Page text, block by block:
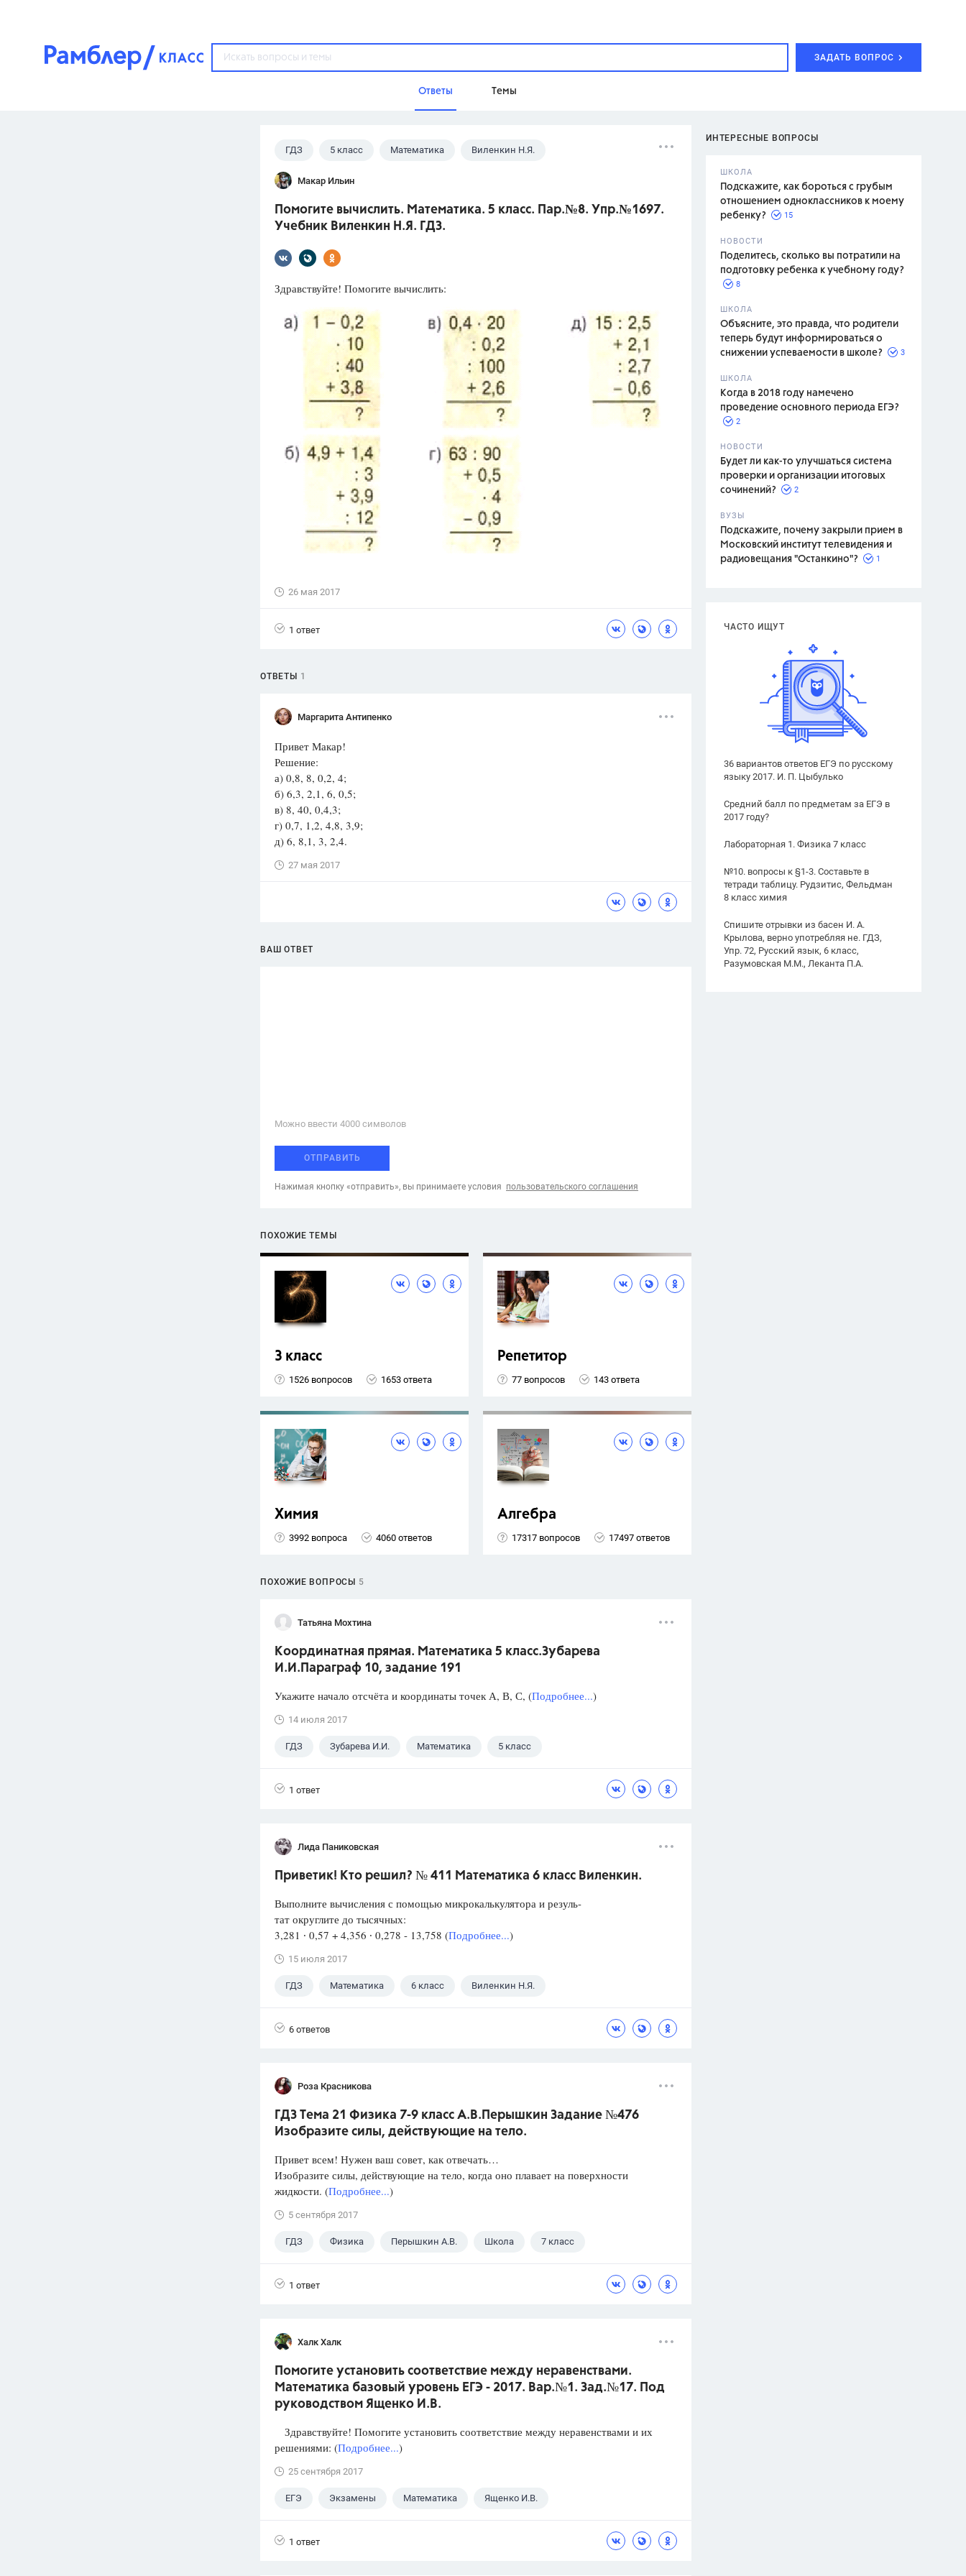
ЗАДАТЬ ВОПРОС
Ответы Темы
Популярные темы
ГДЗ
ОГЭ
ответов
Домашнее задание
Рудзитис Г.Е.,
Цыбулько И.П., Атанасян Л.С.,
Цветков Л. А.
Психология
Отношения,
Красота, Воспитание
ПОКАЗАТЬ ВСЕ
ИНТЕРЕСНЫЕ ВОПРОСЫ
ШКОЛА
Подскажите, как бороться с грубым
отношением одноклассников к моему
ребенку?
15
НОВОСТИ
Поделитесь, сколько вы потратили на
подготовку ребенка к учебному году?
8
ШКОЛА
Объясните, это правда, что родители
теперь будут информироваться о
снижении успеваемости в школе?
3
ШКОЛА
Когда в 2018 году намечено
проведение основного периода ЕГЭ?
2
НОВОСТИ
Будет ли как-то улучшаться система
проверки и организации итоговых
сочинений?
2
ВУЗЫ
Подскажите, почему закрыли прием в
Московский институт телевидения и
радиовещания "Останкино"?
1
ЧАСТО ИЩУТ
36 вариантов ответов ЕГЭ по русскому
языку 2017. И. П. Цыбулько
Средний балл по предметам за ЕГЭ в
2017 году?
Лабораторная 1. Физика 7 класс
№10. вопросы к §1-3. Составьте в
тетради таблицу. Рудзитис, Фельдман
8 класс химия
Спишите отрывки из басен И. А.
Крылова, верно употребляя не. ГДЗ,
Упр. 72, Русский язык, 6 класс,
Разумовская М.М., Леканта П.А.
ГДЗ 5 класс Математика Виленкин Н.Я.
Макар Ильин
Помогите вычислить. Математика. 5 класс. Пар.№8. Упр.№1697.
Учебник Виленкин Н.Я. ГДЗ.
Здравствуйте! Помогите вычислить:
26 мая 2017
1 ответ
ОТВЕТЫ 1
Маргарита Антипенко
Привет Макар!
Решение:
а) 0,8, 8, 0,2, 4;
б) 6,3, 2,1, 6, 0,5;
в) 8, 40, 0,4,3;
г) 0,7, 1,2, 4,8, 3,9;
д) 6, 8,1, 3, 2,4.
27 мая 2017
ВАШ ОТВЕТ
Можно ввести 4000 cимволов
ОТПРАВИТЬ
Нажимая кнопку «отправить», вы принимаете условия пользовательского соглашения
ПОХОЖИЕ ТЕМЫ
3 класс
1526 вопросов 1653 ответа
Репетитор
77 вопросов 143 ответа
Химия
3992 вопроса 4060 ответов
Алгебра
17317 вопросов 17497 ответов
ПОХОЖИЕ ВОПРОСЫ 5
Татьяна Мохтина
Координатная прямая. Математика 5 класс.Зубарева
И.И.Параграф 10, задание 191
Укажите начало отсчёта и координаты точек А, В, С, (Подробнее...)
14 июля 2017
ГДЗ Зубарева И.И. Математика 5 класс
1 ответ
Лида Паниковская
Приветик! Кто решил? № 411 Математика 6 класс Виленкин.
Выполните вычисления с помощью микрокалькулятора и резуль-
тат округлите до тысячных:
3,281 ∙ 0,57 + 4,356 ∙ 0,278 - 13,758 (Подробнее...)
15 июля 2017
ГДЗ Математика 6 класс Виленкин Н.Я.
6 ответов
Роза Красникова
ГДЗ Тема 21 Физика 7-9 класс А.В.Перышкин Задание №476
Изобразите силы, действующие на тело.
Привет всем! Нужен ваш совет, как отвечать…
Изобразите силы, действующие на тело, когда оно плавает на поверхности
жидкости. (Подробнее...)
5 сентября 2017
ГДЗ Физика Перышкин А.В. Школа 7 класс
1 ответ
Халк Халк
Помогите установить соответствие между неравенствами.
Математика базовый уровень ЕГЭ - 2017. Вар.№1. Зад.№17. Под
руководством Ященко И.В.
Здравствуйте! Помогите установить соответствие между неравенствами и их
решениями: (Подробнее...)
25 сентября 2017
ЕГЭ Экзамены Математика Ященко И.В.
1 ответ